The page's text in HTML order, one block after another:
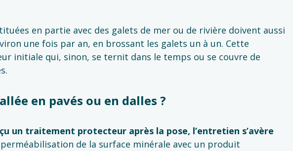
en partie avec des galets de mer ou de rivière doivent aussi
une fois par an, en brossant les galets un à un. Cette
initiale qui, sinon, se ternit dans le temps ou se couvre de
en pavés ou en dalles ?
un traitement protecteur après la pose, l’entretien s’avère
de la surface minérale avec un produit